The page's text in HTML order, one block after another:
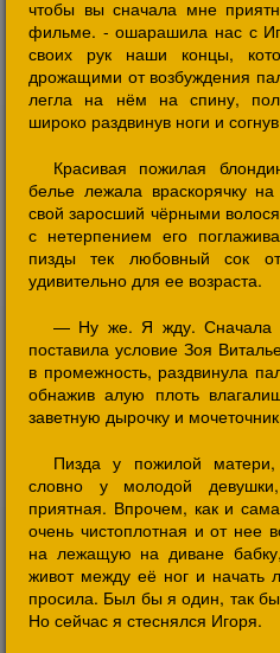
чтобы вы сначала мне
фильме. - ошарашила нас с
своих рук наши концы,
дрожащими от возбуждения
легла на нём на спину,
широко раздвинув ноги и
Красивая пожилая
белье лежала враскорячку
свой заросший чёрными
с нетерпением его
пизды тек любовный сок
удивительно для ее возраста.
— Ну же. Я жду. Сначала
поставила условие Зоя
в промежность, раздвинула
обнажив алую плоть
заветную дырочку и
Пизда у пожилой
словно у молодой
приятная. Впрочем, как и
очень чистоплотная и от нее
на лежащую на диване
живот между её ног и начать
просила. Был бы я один, так
Но сейчас я стеснялся Игоря.